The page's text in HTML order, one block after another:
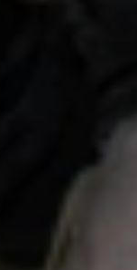
of keukengerei
U krijgt het